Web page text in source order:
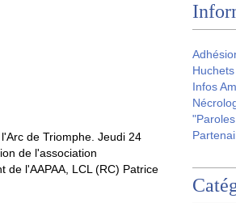
de Triomphe. Jeudi 24
de l'association
de l'AAPAA, LCL (RC) Patrice
Infos